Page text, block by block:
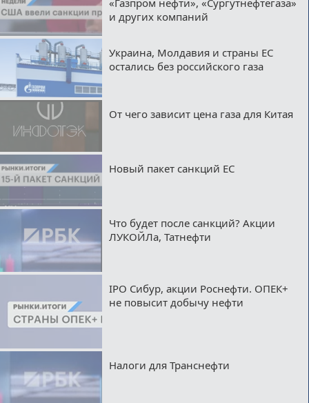
«Газпром нефти», «Сургутнефтегаза»
и других компаний
Украина, Молдавия и страны ЕС
остались без российского газа
От чего зависит цена газа для Китая
Новый пакет санкций ЕС
Что будет после санкций? Акции
ЛУКОЙЛа, Татнефти
IPO Сибур, акции Роснефти. ОПЕК+
не повысит добычу нефти
Налоги для Транснефти